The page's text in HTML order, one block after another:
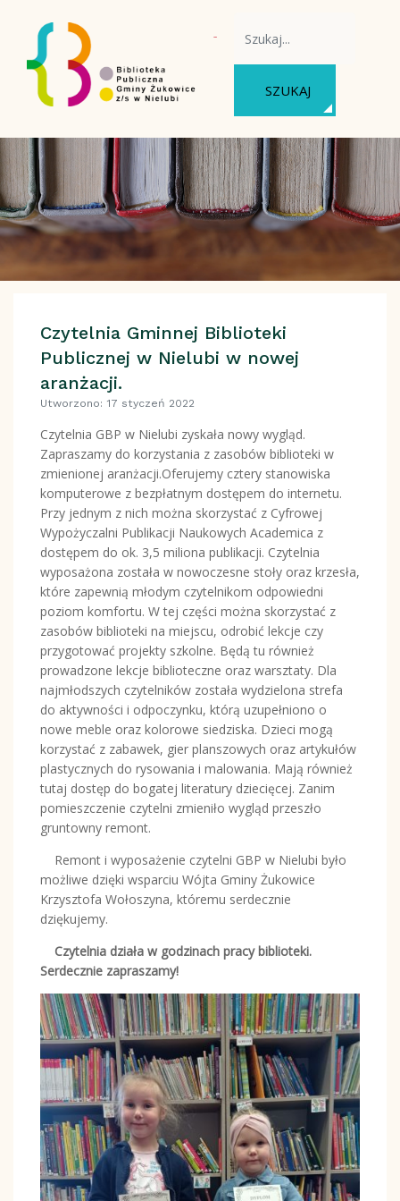
SZUKAJ
Czytelnia Gminnej Biblioteki
Publicznej w Nielubi w nowej
aranżacji.
Utworzono: 17 styczeń 2022
Czytelnia GBP w Nielubi zyskała nowy wygląd.
Zapraszamy do korzystania z zasobów biblioteki w
zmienionej aranżacji.Oferujemy cztery stanowiska
komputerowe z bezpłatnym dostępem do internetu.
Przy jednym z nich można skorzystać z Cyfrowej
Wypożyczalni Publikacji Naukowych Academica z
dostępem do ok. 3,5 miliona publikacji. Czytelnia
wyposażona została w nowoczesne stoły oraz krzesła,
które zapewnią młodym czytelnikom odpowiedni
poziom komfortu. W tej części można skorzystać z
zasobów biblioteki na miejscu, odrobić lekcje czy
przygotować projekty szkolne. Będą tu również
prowadzone lekcje biblioteczne oraz warsztaty. Dla
najmłodszych czytelników została wydzielona strefa
do aktywności i odpoczynku, którą uzupełniono o
nowe meble oraz kolorowe siedziska. Dzieci mogą
korzystać z zabawek, gier planszowych oraz artykułów
plastycznych do rysowania i malowania. Mają również
tutaj dostęp do bogatej literatury dziecięcej. Zanim
pomieszczenie czytelni zmieniło wygląd przeszło
gruntowny remont.
Remont i wyposażenie czytelni GBP w Nielubi było
możliwe dzięki wsparciu Wójta Gminy Żukowice
Krzysztofa Wołoszyna, któremu serdecznie
dziękujemy.
Czytelnia działa w godzinach pracy biblioteki.
Serdecznie zapraszamy!